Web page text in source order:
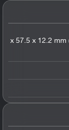
110.5 x 57.5 x 12.2